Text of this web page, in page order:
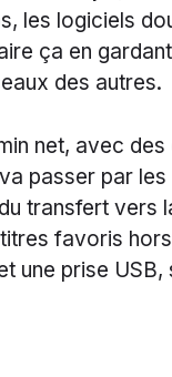
les logiciels
ça en
des autres.
net, avec
passer par
transfert vers
favoris
une prise USB,